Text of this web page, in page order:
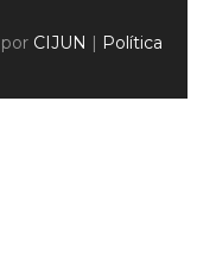
CIJUN | Política